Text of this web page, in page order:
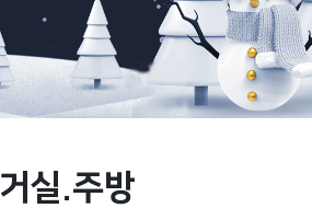
거실.주방